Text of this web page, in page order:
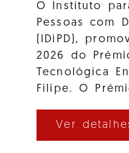
O Instituto
Pessoas com
(IDiPD),
2026 do
Tecnológica
Filipe. O
Ver